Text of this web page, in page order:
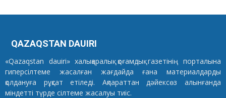
QAZAQSTAN DAUIRI
«Qazaqstan dauiri» халықаралық қоғамдық газетінің порталына
гиперсілтеме жасалған жағдайда ғана материалдарды
қолдануға рұқсат етіледі. Ақпараттан дәйексөз алынғанда
міндетті түрде сілтеме жасалуы тиіс.